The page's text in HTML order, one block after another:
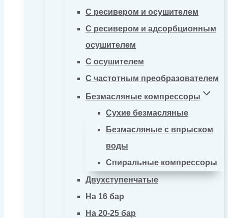
С ресивером и осушителем
С ресивером и адсорбционным
осушителем
С осушителем
С частотным преобразователем
Безмасляные компрессоры
Сухие безмасляные
Безмасляные с впрыском
воды
Спиральные компрессоры
Двухступенчатые
На 16 бар
На 20-25 бар